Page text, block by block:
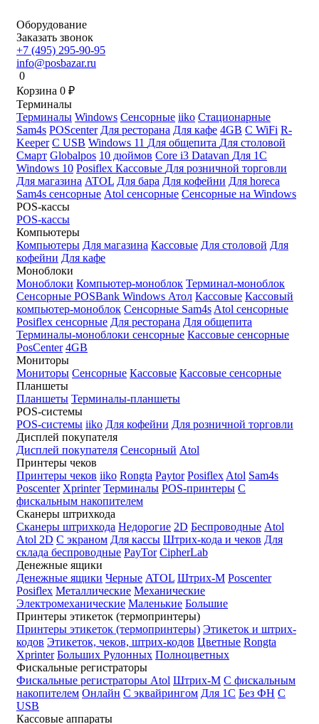
Оборудование
Заказать звонок
+7 (495) 295-90-95
info@posbazar.ru
0
Корзина 0 ₽
Терминалы
Терминалы Windows Сенсорные iiko Стационарные
Sam4s POScenter Для ресторана Для кафе 4GB С WiFi R-
Keeper С USB Windows 11 Для общепита Для столовой
Смарт Globalpos 10 дюймов Core i3 Datavan Для 1С
Windows 10 Posiflex Кассовые Для розничной торговли
Для магазина ATOL Для бара Для кофейни Для horeca
Sam4s сенсорные Atol сенсорные Сенсорные на Windows
POS-кассы
POS-кассы
Компьютеры
Компьютеры Для магазина Кассовые Для столовой Для
кофейни Для кафе
Моноблоки
Моноблоки Компьютер-моноблок Терминал-моноблок
Сенсорные POSBank Windows Атол Кассовые Кассовый
компьютер-моноблок Сенсорные Sam4s Atol сенсорные
Posiflex сенсорные Для ресторана Для общепита
Терминалы-моноблоки сенсорные Кассовые сенсорные
PosCenter 4GB
Мониторы
Мониторы Сенсорные Кассовые Кассовые сенсорные
Планшеты
Планшеты Терминалы-планшеты
POS-системы
POS-системы iiko Для кофейни Для розничной торговли
Дисплей покупателя
Дисплей покупателя Сенсорный Atol
Принтеры чеков
Принтеры чеков iiko Rongta Paytor Posiflex Atol Sam4s
Poscenter Xprinter Терминалы POS-принтеры С
фискальным накопителем
Сканеры штрихкода
Сканеры штрихкода Недорогие 2D Беспроводные Atol
Atol 2D С экраном Для кассы Штрих-кода и чеков Для
склада беспроводные PayTor CipherLab
Денежные ящики
Денежные ящики Черные ATOL Штрих-М Poscenter
Posiflex Металлические Механические
Электромеханические Маленькие Большие
Принтеры этикеток (термопринтеры)
Принтеры этикеток (термопринтеры) Этикеток и штрих-
кодов Этикеток, чеков, штрих-кодов Цветные Rongta
Xprinter Больших Рулонных Полноцветных
Фискальные регистраторы
Фискальные регистраторы Atol Штрих-М С фискальным
накопителем Онлайн С эквайрингом Для 1С Без ФН С
USB
Кассовые аппараты